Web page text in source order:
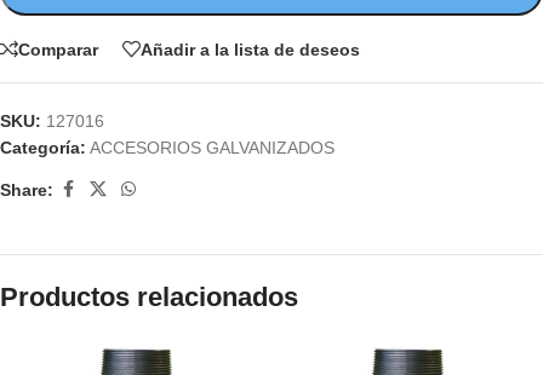
Comparar Añadir a la lista de deseos
SKU: 127016
Categoría: ACCESORIOS GALVANIZADOS
Share:
Productos relacionados